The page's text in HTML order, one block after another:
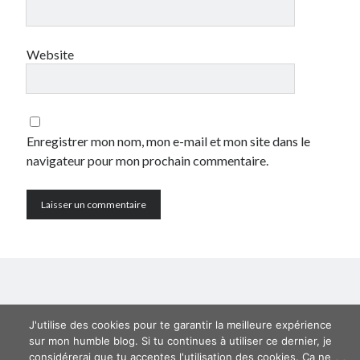
Crypto-monnaie
eCommerce
Fail
Geek
Internet
Inutile
Politique
Website
Enregistrer mon nom, mon e-mail et mon site dans le
navigateur pour mon prochain commentaire.
J'utilise des cookies pour te garantir la meilleure expérience
sur mon humble blog. Si tu continues à utiliser ce dernier, je
considérerai que tu acceptes l'utilisation des cookies. Ça ne